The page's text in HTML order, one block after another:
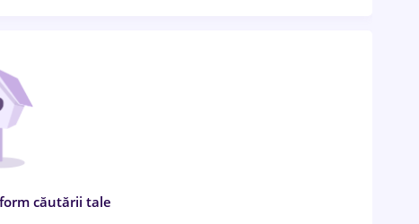
căutării tale